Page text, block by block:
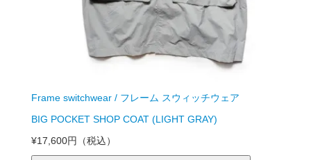
Frame switchwear / フレーム スウィッチウェア
BIG POCKET SHOP COAT (LIGHT GRAY)
¥17,600円
（税込）